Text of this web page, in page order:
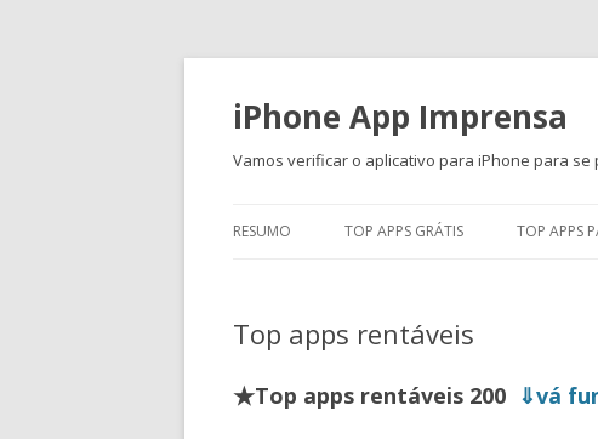
iPhone App Imprensa
Vamos verificar o aplicativo para iPhone para
RESUMO TOP APPS GRÁTIS TOP APPS
Top apps rentáveis
★Top apps rentáveis 200 ⇓vá